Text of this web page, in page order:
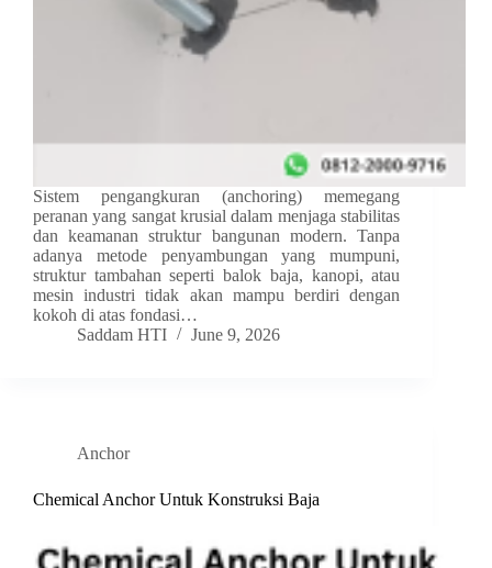
Sistem pengangkuran (anchoring) memegang
peranan yang sangat krusial dalam menjaga stabilitas
dan keamanan struktur bangunan modern. Tanpa
adanya metode penyambungan yang mumpuni,
struktur tambahan seperti balok baja, kanopi, atau
mesin industri tidak akan mampu berdiri dengan
kokoh di atas fondasi…
Saddam HTI
June 9, 2026
Anchor
Chemical Anchor Untuk Konstruksi Baja